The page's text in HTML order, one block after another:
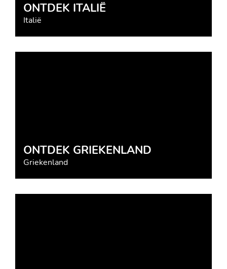
ONTDEK ITALIË
Italië
ONTDEK GRIEKENLAND
Griekenland